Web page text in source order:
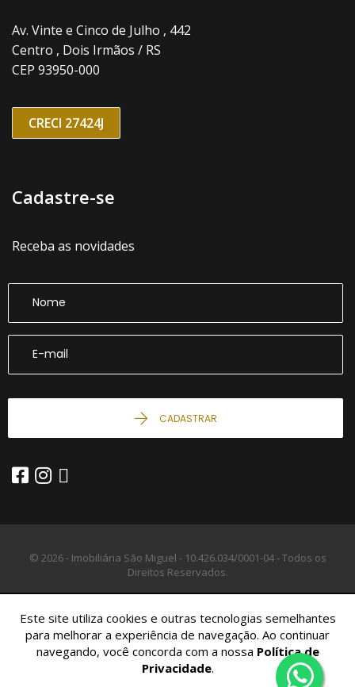
Av. Vinte e Cinco de Julho , 442
Centro , Dois Irmãos / RS
CEP 93950-000
CRECI 27424J
Cadastre-se
Receba as novidades
CADASTRAR
© 2026 - Imobiliária São Miguel - 10.426.034/0001-04 -Todos os
Direitos Reservados.
Este site utiliza cookies e outras tecnologias semelhantes
para melhorar a experiência de navegação. Ao continuar
navegando, você concorda com a nossa Política de
Privacidade.